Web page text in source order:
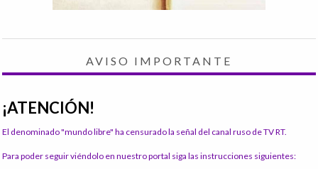
AVISO IMPORTANTE
¡ATENCIÓN!
El denominado "mundo libre" ha censurado la señal del canal ruso de TV RT.
Para poder seguir viéndolo en nuestro portal siga las instrucciones siguientes: